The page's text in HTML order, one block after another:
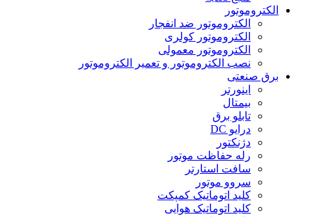
الکتروموتور
الکتروموتور ضد انفجار
الکتروموتور کولری
الکتروموتور معمولی
نصب الکتروموتور و تعمیر الکتروموتور
برق صنعتی
اینورتر
بیمتال
تابلو برق
درایو DC
دژنکتور
رله حفاظت موتور
سافت استارتر
سروو موتور
کلید اتوماتیک کمپکت
کلید اتوماتیک هوایی